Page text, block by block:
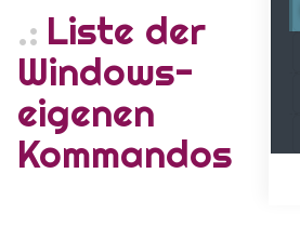
Liste der
Windows-
eigenen
Kommandos